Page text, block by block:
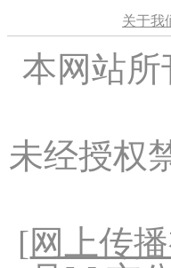
关于我
本网站
未经授权
[网上传